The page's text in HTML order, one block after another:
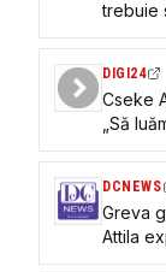
trebuie
DIGI24
Cseke
„Să
închid
DCNEWS
Greva
Attila